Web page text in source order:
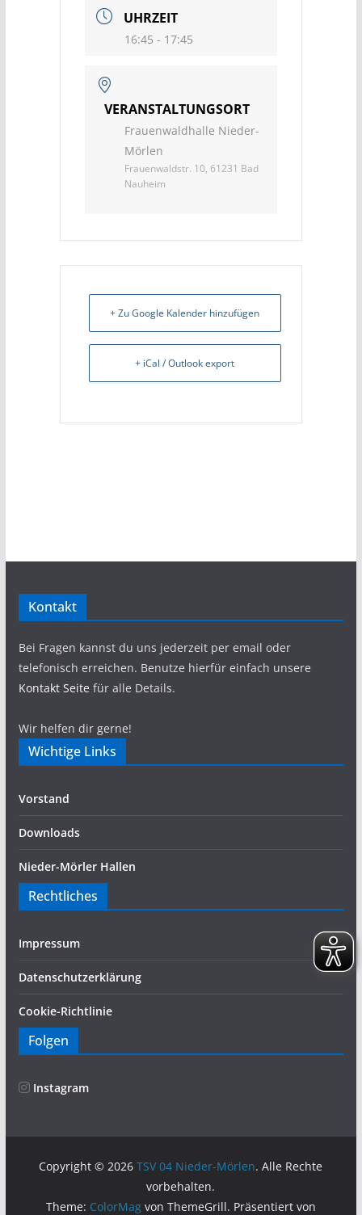
UHRZEIT
16:45 - 17:45
VERANSTALTUNGSORT
Frauenwaldhalle Nieder-
Mörlen
Frauenwaldstr. 10, 61231 Bad
Nauheim
+ Zu Google Kalender hinzufügen
+ iCal / Outlook export
Kontakt
Bei Fragen kannst du uns jederzeit per email oder
telefonisch erreichen. Benutze hierfür einfach unsere
Kontakt Seite für alle Details.
Wir helfen dir gerne!
Wichtige Links
Vorstand
Downloads
Nieder-Mörler Hallen
Rechtliches
Impressum
Datenschutzerklärung
Cookie-Richtlinie
Folgen
Instagram
Copyright © 2026TSV 04 Nieder-Mörlen. Alle Rechte
vorbehalten.
Theme: ColorMagvon ThemeGrill. Präsentiert von